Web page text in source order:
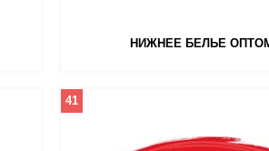
НИЖНЕЕ БЕЛЬЕ
41